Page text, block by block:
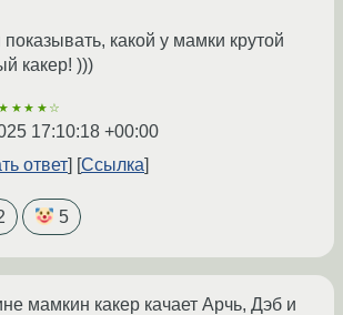
какой у мамки крутой
какер! )))
★★★★☆
17:10:18 +00:00
ответ
Ссылка
5
мамкин какер качает Арчь, Дэб и